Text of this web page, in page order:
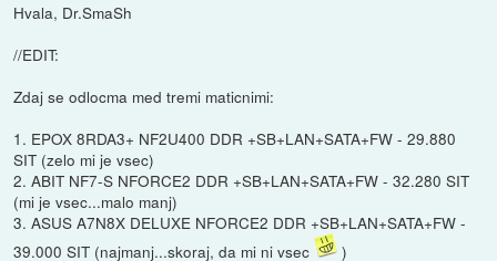
Hvala, Dr.SmaSh
//EDIT:
Zdaj se odlocma med tremi maticnimi:
1. EPOX 8RDA3+ NF2U400 DDR +SB+LAN+SATA+FW - 29.880
SIT (zelo mi je vsec)
2. ABIT NF7-S NFORCE2 DDR +SB+LAN+SATA+FW - 32.280 SIT
(mi je vsec...malo manj)
3. ASUS A7N8X DELUXE NFORCE2 DDR +SB+LAN+SATA+FW -
39.000 SIT (najmanj...skoraj, da mi ni vsec
)